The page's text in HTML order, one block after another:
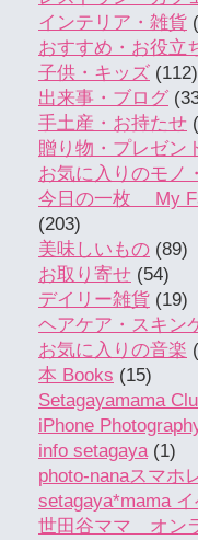
インテリア・雑貨
おすすめ・お役立
子供・キッズ (112)
出来事・ブログ
手土産・お持たせ
贈り物・プレゼン
お気に入りのモ
今日の一枚 My
(203)
美味しいもの (89)
お取り寄せ (54)
デイリー雑貨 (19)
ヘアケア・スキン
お気に入りの音楽
本 Books (15)
Setagayamama
iPhone
info setagaya(1)
photo-nanaスマホ
setagaya*mama イ
世田谷ママ オン